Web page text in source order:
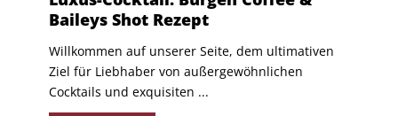
Baileys Shot Rezept
Willkommen auf unserer Seite, dem ultimativen
Ziel für Liebhaber von außergewöhnlichen
Cocktails und exquisiten ...